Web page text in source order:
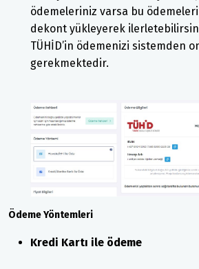
ödemeleriniz varsa bu
dekont yükleyerek
TÜHİD’in ödemenizi sistemden
gerekmektedir.
Ödeme Yöntemleri
Kredi Kartı ile ödeme